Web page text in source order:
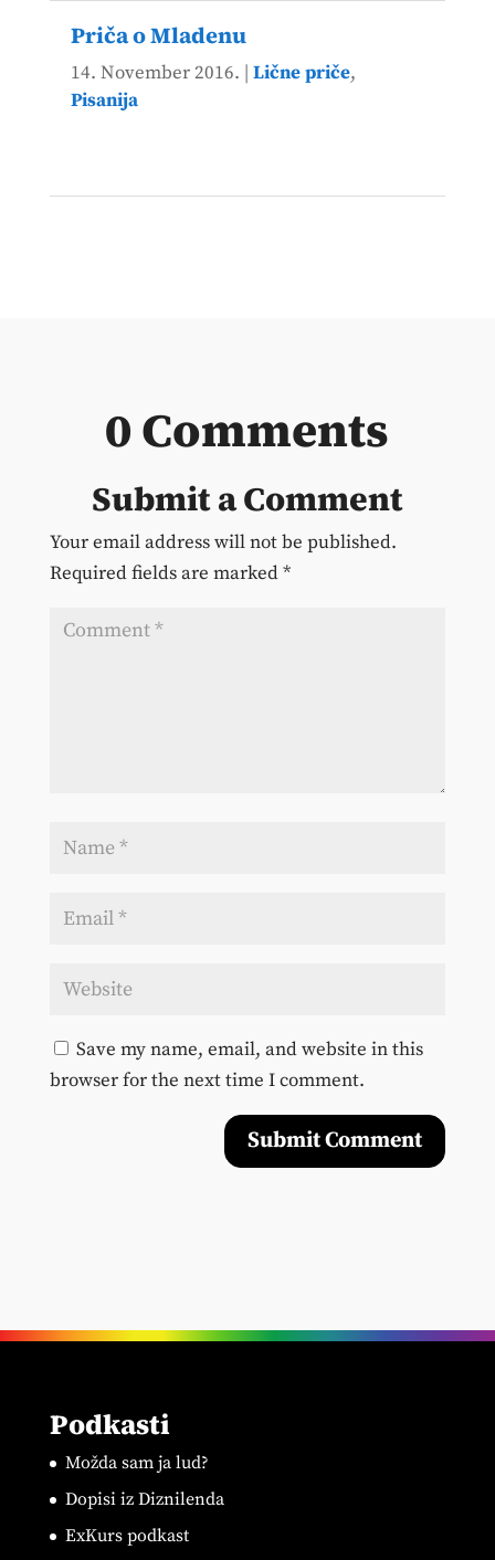
Priča o Mladenu
14. November 2016. | Lične priče,
Pisanija
0 Comments
Submit a Comment
Your email address will not be published.
Required fields are marked*
Save my name, email, and website in this
browser for the next time I comment.
Submit Comment
Podkasti
Možda sam ja lud?
Dopisi iz Diznilenda
ExKurs podkast